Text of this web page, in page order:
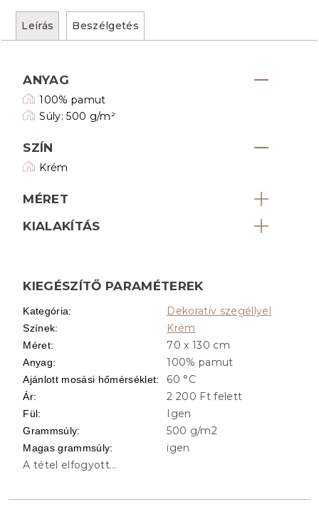
Leírás Beszélgetés
ANYAG
100% pamut
Súly: 500 g/m²
SZÍN
Krém
MÉRET
KIALAKÍTÁS
KIEGÉSZÍTŐ PARAMÉTEREK
Kategória: Dekoratív szegéllyel
Színek: Krém
Méret: 70 x 130 cm
Anyag: 100% pamut
Ajánlott mosási hőmérséklet: 60 °C
Ár: 2 200 Ft felett
Fül: Igen
Grammsúly: 500 g/m2
Magas grammsúly:
igen
A tétel elfogyott…